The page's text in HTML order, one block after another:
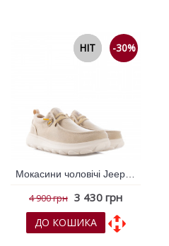
-30%
HIT
NEW
4 900 грн 3 430 грн
ДО КОШИКА